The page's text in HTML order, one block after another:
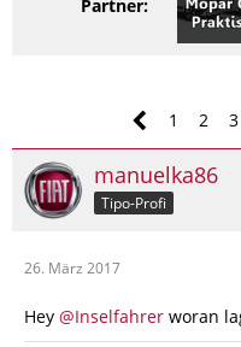
Partner:
1 2 3
manuelka86
Tipo-Profi
26. März 2017
Hey @Inselfahrer woran